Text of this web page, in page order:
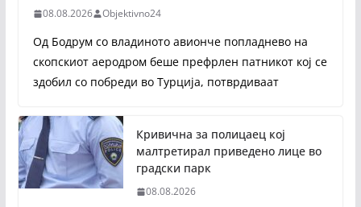
08.08.2026 Objektivno24
Од Бодрум со владиното авионче попладнево на
скопскиот аеродром беше префрлен патникот кој се
здобил со побреди во Турција, потврдиваат
Кривична за полицаец кој
малтретирал приведено лице во
градски парк
08.08.2026